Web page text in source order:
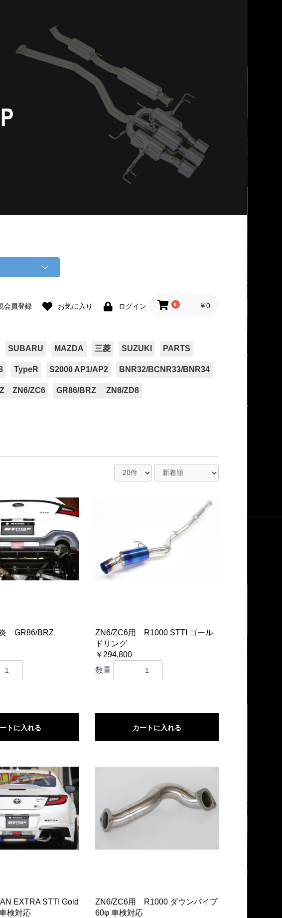
会員登録 お気に入り ログイン 0 ￥0
SUBARU MAZDA 三菱 SUZUKI PARTS
TypeR S2000 AP1/AP2 BNR32/BCNR33/BNR34
ZN6/ZC6 GR86/BRZ ZN8/ZD8
炎 GR86/BRZ
トに入れる
ZN6/ZC6用 R1000 STTI ゴール
ドリング
￥294,800
数量
カートに入れる
EXTRA STTI Gold
検対応
ZN6/ZC6用 R1000 ダウンパイプ
60φ 車検対応